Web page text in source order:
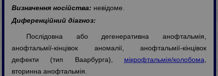
Визначення носійства: невідоме.
Диференційний діагноз:
Послідовна або дегенеративна анофтальмія,
анофтальмії-кінцівок аномалії, анофтальмії-кінцівок
дефекти (тип Ваарбурга), мікрофтальмія/колобома,
вторинна анофтальмія.